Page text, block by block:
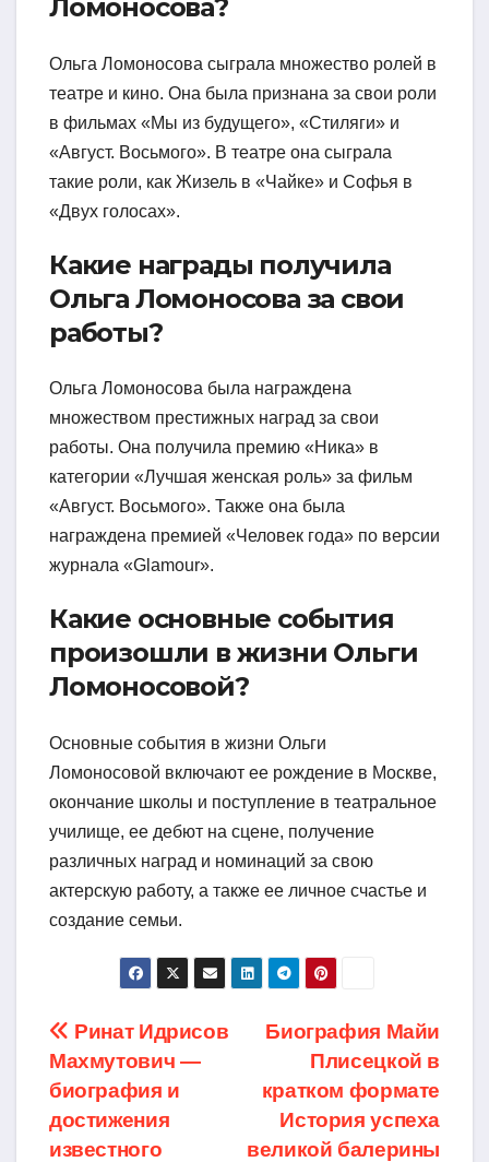
Ломоносова?
Ольга Ломоносова сыграла множество ролей в
театре и кино. Она была признана за свои роли
в фильмах «Мы из будущего», «Стиляги» и
«Август. Восьмого». В театре она сыграла
такие роли, как Жизель в «Чайке» и Софья в
«Двух голосах».
Какие награды получила
Ольга Ломоносова за свои
работы?
Ольга Ломоносова была награждена
множеством престижных наград за свои
работы. Она получила премию «Ника» в
категории «Лучшая женская роль» за фильм
«Август. Восьмого». Также она была
награждена премией «Человек года» по версии
журнала «Glamour».
Какие основные события
произошли в жизни Ольги
Ломоносовой?
Основные события в жизни Ольги
Ломоносовой включают ее рождение в Москве,
окончание школы и поступление в театральное
училище, ее дебют на сцене, получение
различных наград и номинаций за свою
актерскую работу, а также ее личное счастье и
создание семьи.
Навигация
по
записям
Биография Майи
Плисецкой в
кратком формате
История успеха
великой балерины
Ринат Идрисов
Махмутович —
биография и
достижения
известного